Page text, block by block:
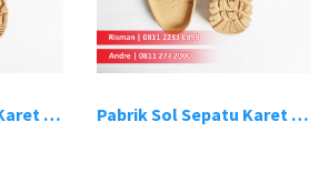
Pabrik Sol Sepatu Karet Bandung 19 Pabrik Sol Sepatu Karet Bandung 20